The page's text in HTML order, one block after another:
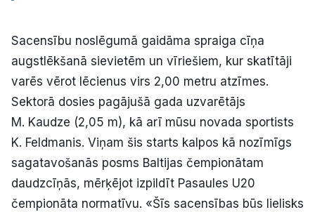
Sacensību noslēgumā gaidāma spraiga cīņa
augstlēkšanā sievietēm un vīriešiem, kur skatītāji
varēs vērot lēcienus virs 2,00 metru atzīmes.
Sektorā dosies pagājušā gada uzvarētājs
M. Kaudze (2,05 m), kā arī mūsu novada sportists
K. Feldmanis. Viņam šis starts kalpos kā nozīmīgs
sagatavošanās posms Baltijas čempionātam
daudzcīņās, mērķējot izpildīt Pasaules U20
čempionāta normatīvu. «Šīs sacensības būs lielisks